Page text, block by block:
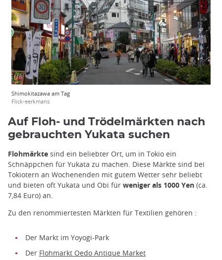
Shimokitazawa am Tag
Flick-eerkmans
Auf Floh- und Trödelmärkten nach
gebrauchten Yukata suchen
Flohmärkte sind ein beliebter Ort, um in Tokio ein
Schnäppchen für Yukata zu machen. Diese Märkte sind bei
Tokiotern an Wochenenden mit gutem Wetter sehr beliebt
und bieten oft Yukata und Obi für weniger als 1000 Yen (ca.
7,84 Euro) an.
Zu den renommiertesten Märkten für Textilien gehören :
Der Markt im Yoyogi-Park
Der Flohmarkt Oedo Antique Market